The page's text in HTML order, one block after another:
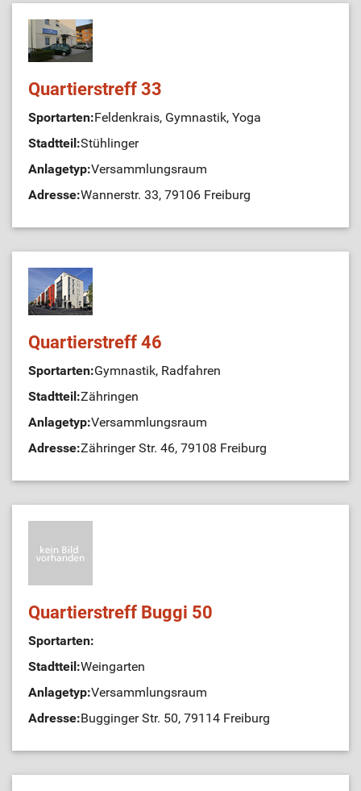
Quartierstreff 33
Sportarten:Feldenkrais, Gymnastik, Yoga
Stadtteil:Stühlinger
Anlagetyp:Versammlungsraum
Adresse:Wannerstr. 33, 79106 Freiburg
Quartierstreff 46
Sportarten:Gymnastik, Radfahren
Stadtteil:Zähringen
Anlagetyp:Versammlungsraum
Adresse:Zähringer Str. 46, 79108 Freiburg
Quartierstreff Buggi 50
Sportarten:
Stadtteil:Weingarten
Anlagetyp:Versammlungsraum
Adresse:Bugginger Str. 50, 79114 Freiburg